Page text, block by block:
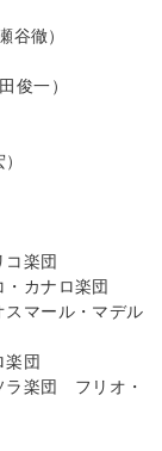
徹）
俊一）
楽団
カナロ楽団
マール・マデル
団
ラ楽団 フリオ・